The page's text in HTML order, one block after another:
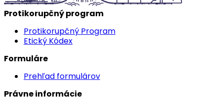
Protikorupčný program
Protikorupčný Program
Etický Kódex
Formuláre
Prehľad formulárov
Právne informácie